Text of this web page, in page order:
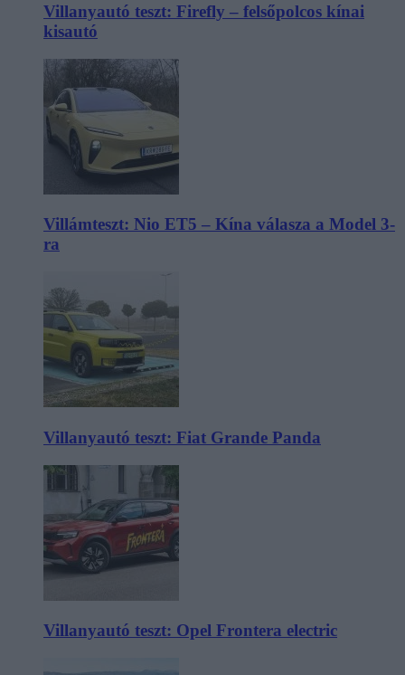
Villanyautó teszt: Firefly – felsőpolcos kínai
kisautó
Villámteszt: Nio ET5 – Kína válasza a Model 3-
ra
Villanyautó teszt: Fiat Grande Panda
Villanyautó teszt: Opel Frontera electric